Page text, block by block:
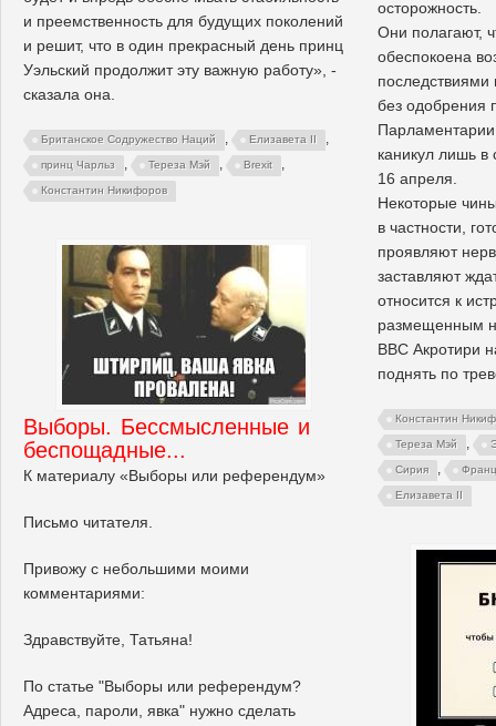
и преемственность для будущих поколений
и решит, что в один прекрасный день принц
Уэльский продолжит эту важную работу», -
сказала она.
Британское Содружество Наций , Елизавета II ,
принц Чарльз , Тереза Мэй , Brexit ,
Константин Никифоров
осторожность.
Они полагают,
обеспокоена
без одобрения
каникул лишь
16 апреля.
Некоторые
в частности,
проявляют
заставляют
относится к
размещенным
ВВС Акротири
поднять по
Константин
Тереза Мэй ,
Сирия ,
Елизавета II
Выборы. Бессмысленные и
беспощадные...
К материалу «Выборы или референдум»
Письмо читателя.
Привожу с небольшими моими
комментариями:
Здравствуйте, Татьяна!
По статье "Выборы или референдум?
Адреса, пароли, явка" нужно сделать